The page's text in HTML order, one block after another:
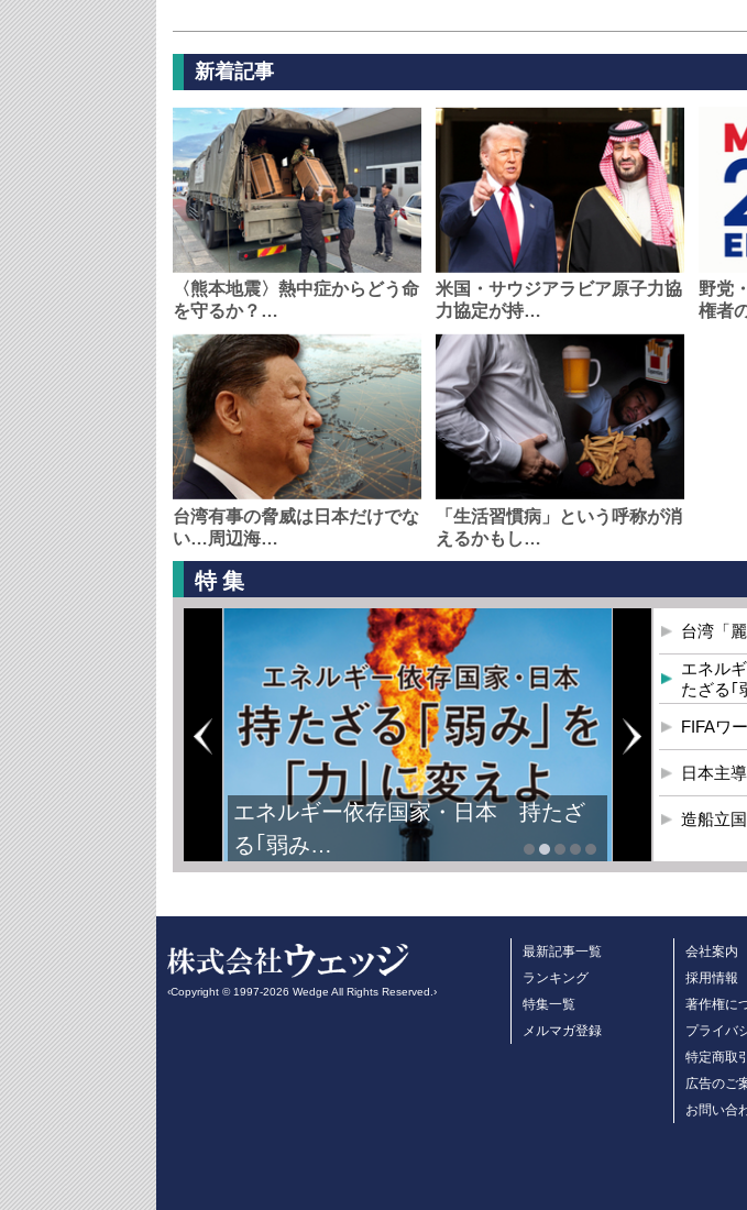
新着記事
〈熊本地震〉熱中症からどう命
を守るか？…
米国・サウジアラビア原子力協
力協定が持…
野党
権者
台湾有事の脅威は日本だけでな
い…周辺海…
「生活習慣病」という呼称が消
えるかもし…
特集
エネルギー依存国家・日本 持たざ
る｢弱み…
台湾「
エネル
たざる｢
FIFAワ
日本主
造船立
‹Copyright © 1997-2026 Wedge All Rights Reserved.›
最新記事一覧
ランキング
特集一覧
メルマガ登録
会社案内
採用情報
著作権に
プライバ
特定商取
広告のご
お問い合